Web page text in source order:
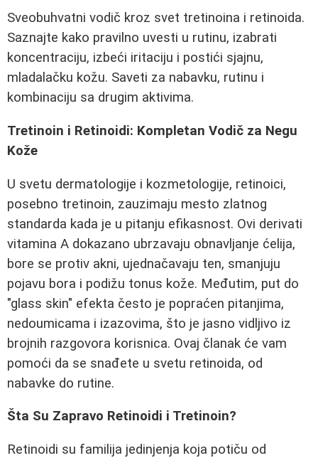
Sveobuhvatni vodič kroz svet tretinoina i retinoida.
Saznajte kako pravilno uvesti u rutinu, izabrati
koncentraciju, izbeći iritaciju i postići sjajnu,
mladalačku kožu. Saveti za nabavku, rutinu i
kombinaciju sa drugim aktivima.
Tretinoin i Retinoidi: Kompletan Vodič za Negu
Kože
U svetu dermatologije i kozmetologije, retinoici,
posebno tretinoin, zauzimaju mesto zlatnog
standarda kada je u pitanju efikasnost. Ovi derivati
vitamina A dokazano ubrzavaju obnavljanje ćelija,
bore se protiv akni, ujednačavaju ten, smanjuju
pojavu bora i podižu tonus kože. Međutim, put do
"glass skin" efekta često je popraćen pitanjima,
nedoumicama i izazovima, što je jasno vidljivo iz
brojnih razgovora korisnica. Ovaj članak će vam
pomoći da se snađete u svetu retinoida, od
nabavke do rutine.
Šta Su Zapravo Retinoidi i Tretinoin?
Retinoidi su familija jedinjenja koja potiču od